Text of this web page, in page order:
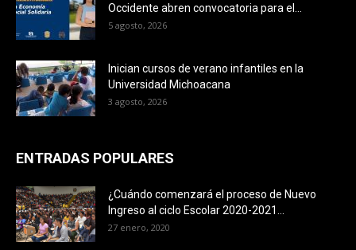
Occidente abren convocatoria para el...
5 agosto, 2026
Inician cursos de verano infantiles en la
Universidad Michoacana
3 agosto, 2026
ENTRADAS POPULARES
¿Cuándo comenzará el proceso de Nuevo
Ingreso al ciclo Escolar 2020-2021...
27 enero, 2020